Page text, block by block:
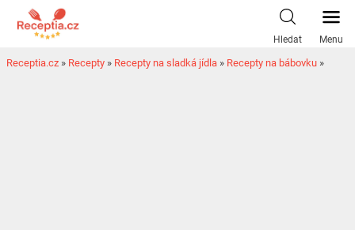
Hledat Menu
Receptia.cz » Recepty » Recepty na sladká jídla » Recepty na bábovku »